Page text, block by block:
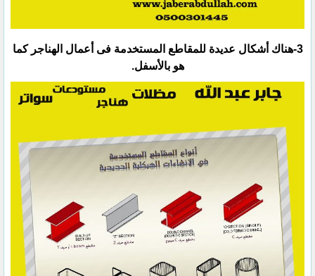
‏3-هناك أشكال عديدة للمقاطع المستخدمة فى أعمال الهناجر كما
هو بالأسفل.‏